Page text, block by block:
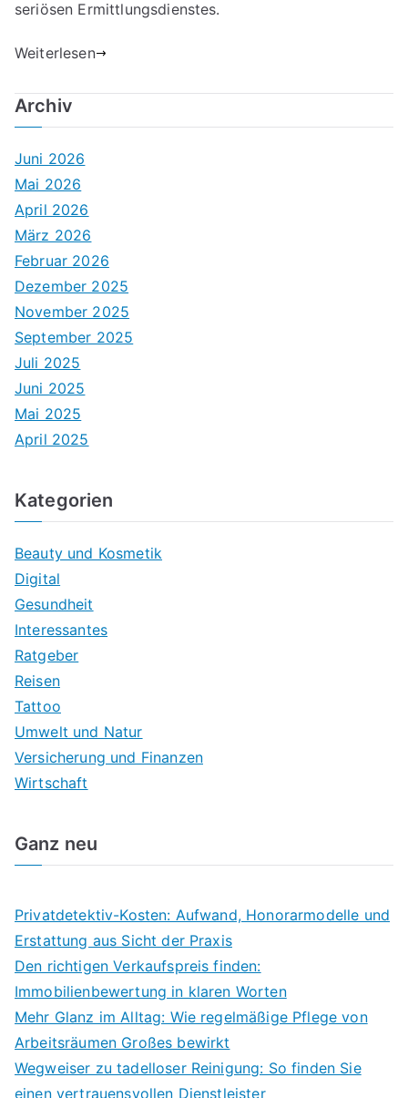
seriösen Ermittlungsdienstes.
Weiterlesen
Archiv
Juni 2026
Mai 2026
April 2026
März 2026
Februar 2026
Dezember 2025
November 2025
September 2025
Juli 2025
Juni 2025
Mai 2025
April 2025
Kategorien
Beauty und Kosmetik
Digital
Gesundheit
Interessantes
Ratgeber
Reisen
Tattoo
Umwelt und Natur
Versicherung und Finanzen
Wirtschaft
Ganz neu
Privatdetektiv-Kosten: Aufwand, Honorarmodelle und
Erstattung aus Sicht der Praxis
Den richtigen Verkaufspreis finden:
Immobilienbewertung in klaren Worten
Mehr Glanz im Alltag: Wie regelmäßige Pflege von
Arbeitsräumen Großes bewirkt
Wegweiser zu tadelloser Reinigung: So finden Sie
einen vertrauensvollen Dienstleister